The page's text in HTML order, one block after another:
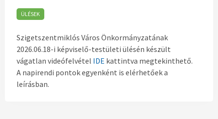
ÜLÉSEK
Szigetszentmiklós Város Önkormányzatának
2026.06.18-i képviselő-testületi ülésén készült
vágatlan videófelvétel IDE kattintva megtekinthető.
A napirendi pontok egyenként is elérhetőek a
leírásban.